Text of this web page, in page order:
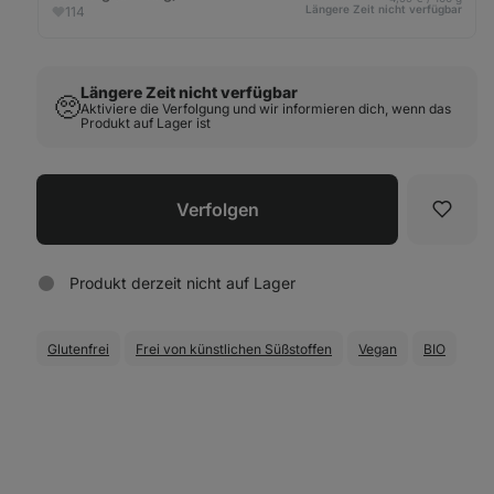
114
Längere Zeit nicht verfügbar
🥺Längere Zeit nicht verfügbar
Aktiviere die Verfolgung und wir informieren dich, wenn das
Produkt auf Lager ist
Verfolgen
Produkt derzeit nicht auf Lager
Glutenfrei Frei von künstlichen Süßstoffen Vegan BIO